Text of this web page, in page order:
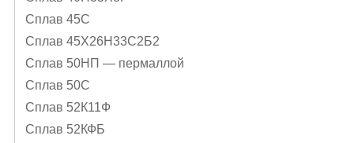
Сплав 45С
Сплав 45Х26Н33С2Б2
Сплав 50НП — пермаллой
Сплав 50С
Сплав 52К11Ф
Сплав 52КФБ